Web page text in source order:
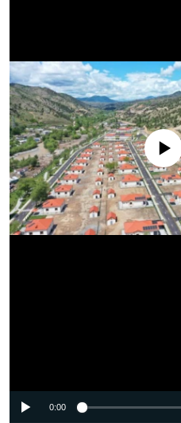
No media source
0:00